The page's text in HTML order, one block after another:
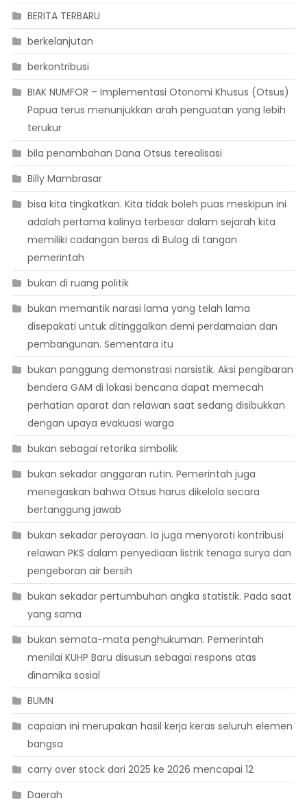
BERITA TERBARU
berkelanjutan
berkontribusi
BIAK NUMFOR – Implementasi Otonomi Khusus (Otsus)
Papua terus menunjukkan arah penguatan yang lebih
terukur
bila penambahan Dana Otsus terealisasi
Billy Mambrasar
bisa kita tingkatkan. Kita tidak boleh puas meskipun ini
adalah pertama kalinya terbesar dalam sejarah kita
memiliki cadangan beras di Bulog di tangan
pemerintah
bukan di ruang politik
bukan memantik narasi lama yang telah lama
disepakati untuk ditinggalkan demi perdamaian dan
pembangunan. Sementara itu
bukan panggung demonstrasi narsistik. Aksi pengibaran
bendera GAM di lokasi bencana dapat memecah
perhatian aparat dan relawan saat sedang disibukkan
dengan upaya evakuasi warga
bukan sebagai retorika simbolik
bukan sekadar anggaran rutin. Pemerintah juga
menegaskan bahwa Otsus harus dikelola secara
bertanggung jawab
bukan sekadar perayaan. Ia juga menyoroti kontribusi
relawan PKS dalam penyediaan listrik tenaga surya dan
pengeboran air bersih
bukan sekadar pertumbuhan angka statistik. Pada saat
yang sama
bukan semata-mata penghukuman. Pemerintah
menilai KUHP Baru disusun sebagai respons atas
dinamika sosial
BUMN
capaian ini merupakan hasil kerja keras seluruh elemen
bangsa
carry over stock dari 2025 ke 2026 mencapai 12
Daerah